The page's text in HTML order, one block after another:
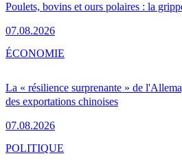
Poulets, bovins et ours polaires : la
07.08.2026
La « résilience surprenante » de
des exportations chinoises
07.08.2026
ÉCONOMIE
POLITIQUE